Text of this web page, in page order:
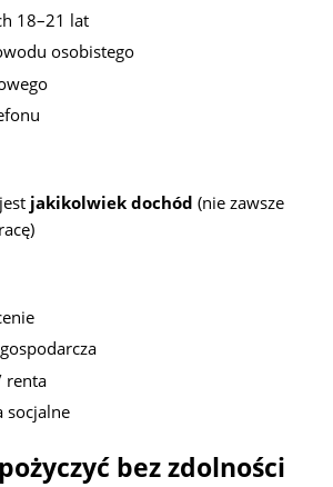
18–21 lat
osobistego
jakikolwiek dochód (nie zawsze
renta
socjalne
bez zdolności